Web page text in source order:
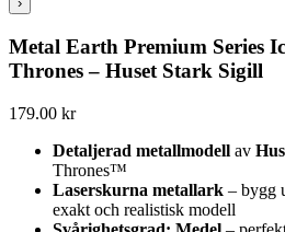
Metal Earth Premium Series
Thrones – Huset Stark Sigill
179.00 kr
Detaljerad metallmodell av
Thrones™
Laserskurna metallark – bygg
exakt och realistisk modell